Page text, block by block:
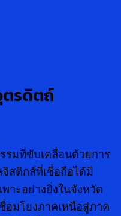
ตรดิตถ์
รมที่ขับเคลื่อนด้วยการ
สติกส์ที่เชื่อถือได้มี
าะอย่างยิ่งในจังหวัด
อมโยงภาคเหนือสู่ภาค